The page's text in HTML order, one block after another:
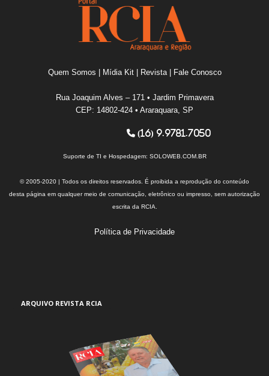
Quem Somos Mídia Kit| Revista| Fale Conosco
Rua Joaquim Alves – 171 • Jardim Primavera
CEP: 14802-424 • Araraquara, SP
(16) 9.9781.7050
Suporte de TI e Hospedagem: SOLOWEB.COM.BR
© 2005-2020 | Todos os direitos reservados. É proibida a reprodução do conteúdo
desta página em qualquer meio de comunicação, eletrônico ou impresso, sem autorização
escrita da RCIA.
Política de Privacidade
ARQUIVO REVISTA RCIA